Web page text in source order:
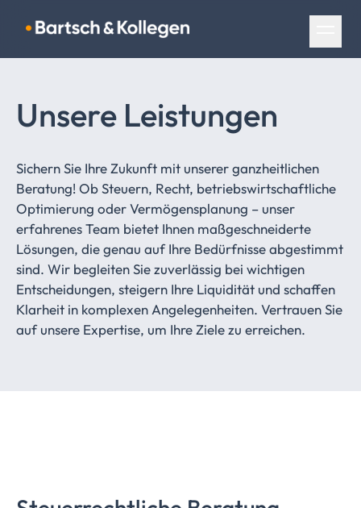
Navigation überspringen
Unsere Leistungen
Sichern Sie Ihre Zukunft mit unserer ganzheitlichen
Beratung! Ob Steuern, Recht, betriebswirtschaftliche
Optimierung oder Vermögensplanung – unser
erfahrenes Team bietet Ihnen maßgeschneiderte
Lösungen, die genau auf Ihre Bedürfnisse abgestimmt
sind. Wir begleiten Sie zuverlässig bei wichtigen
Entscheidungen, steigern Ihre Liquidität und schaffen
Klarheit in komplexen Angelegenheiten. Vertrauen Sie
auf unsere Expertise, um Ihre Ziele zu erreichen.